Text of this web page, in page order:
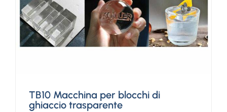
TB10 Macchina per blocchi di
ghiaccio trasparente